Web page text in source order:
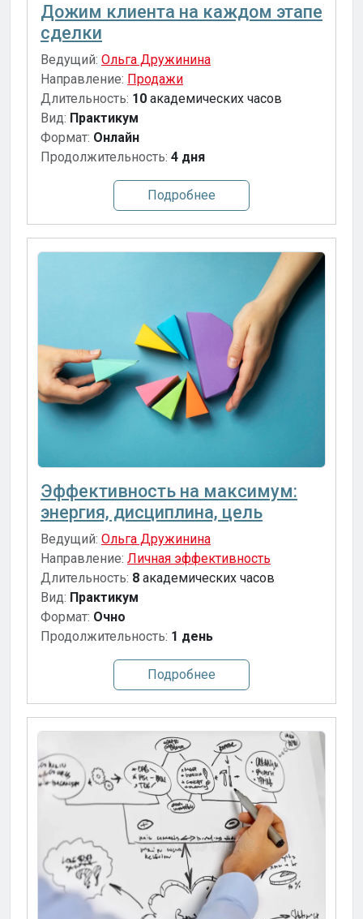
Дожим клиента на каждом этапе
сделки
Ведущий: Ольга Дружинина
Направление: Продажи
Длительность: 10 академических часов
Вид: Практикум
Формат: Онлайн
Продолжительность: 4 дня
Подробнее
Эффективность на максимум:
энергия, дисциплина, цель
Ведущий: Ольга Дружинина
Направление: Личная эффективность
Длительность: 8 академических часов
Вид: Практикум
Формат: Очно
Продолжительность: 1 день
Подробнее